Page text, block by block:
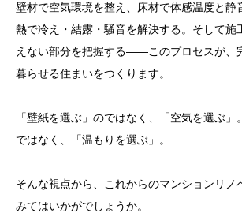
壁材で空気環境を整え、床材で体感温度と静
熱で冷え・結露・騒音を解決する。そして施
えない部分を把握する——このプロセスが、
暮らせる住まいをつくります。
「壁紙を選ぶ」のではなく、「空気を選ぶ
ではなく、「温もりを選ぶ」。
そんな視点から、これからのマンションリノ
みてはいかがでしょうか。